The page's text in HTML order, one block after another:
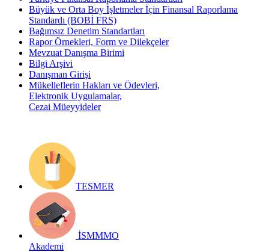
Büyük ve Orta Boy İşletmeler İçin Finansal Raporlama
Standardı (BOBİ FRS)
Bağımsız Denetim Standartları
Rapor Örnekleri, Form ve Dilekçeler
Mevzuat Danışma Birimi
Bilgi Arşivi
Danışman Girişi
Mükelleflerin Hakları ve Ödevleri,
Elektronik Uygulamalar,
Cezai Müeyyideler
TESMER
İSMMMO
Akademi